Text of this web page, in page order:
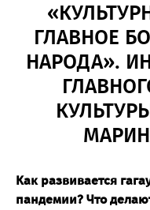
ГЛАВНОЕ
НАРОДА».
Как развивается
пандемии? Что